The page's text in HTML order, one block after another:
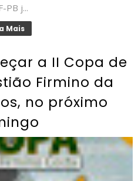
PB j...
Mais
a II Copa de
Firmino da
no próximo